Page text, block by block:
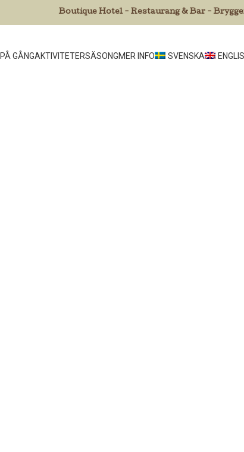
Boutique Hotel - Restaurang & Bar -
PÅ GÅNGAKTIVITETERSÄSONGMER INFO SVENSKA